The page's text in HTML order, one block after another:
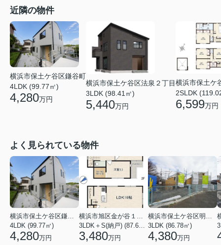
近隣の物件
横浜市保土ケ谷区鎌谷町
4LDK (99.77㎡)
4,280万円
横浜市保土ケ谷区法泉２丁目
3LDK (98.41㎡)
5,440万円
横浜市保土ケ
2SLDK
6,599万円
よく見られている物件
4LDK (99.77㎡)
4,280万円 3,480万円
3LDK (86.78㎡)
4,380万円